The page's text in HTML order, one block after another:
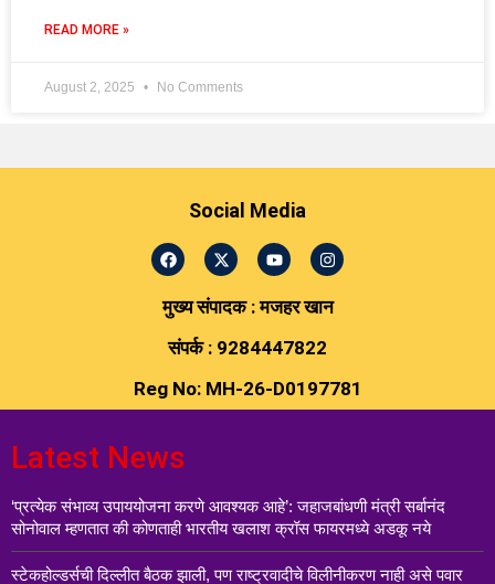
READ MORE »
August 2, 2025 No Comments
Social Media
मुख्य संपादक : मजहर खान
संपर्क : 9284447822
Reg No: MH-26-D0197781
Latest News
‘प्रत्येक संभाव्य उपाययोजना करणे आवश्यक आहे’: जहाजबांधणी मंत्री सर्बानंद
सोनोवाल म्हणतात की कोणताही भारतीय खलाश क्रॉस फायरमध्ये अडकू नये
स्टेकहोल्डर्सची दिल्लीत बैठक झाली, पण राष्ट्रवादीचे विलीनीकरण नाही असे पवार